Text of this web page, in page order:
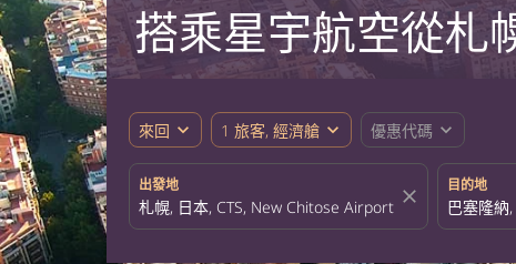
搭乘星宇航空從札
來回 expand_more 1 旅客, 經濟艙 expand_more 優惠代碼 expand_more
出發地
close
目的地